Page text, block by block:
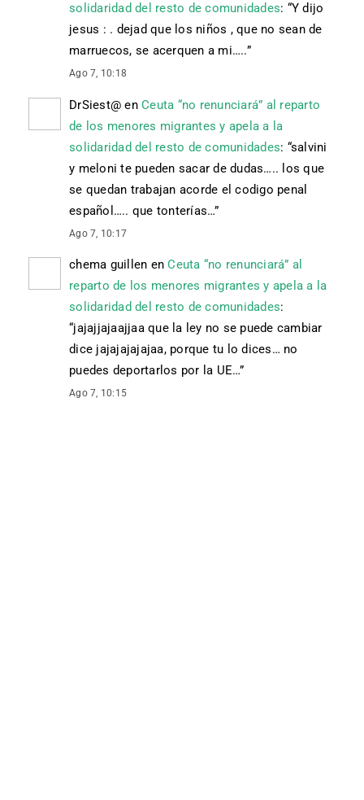
solidaridad del resto de comunidades: “Y dijo
jesus : . dejad que los niños , que no sean de
marruecos, se acerquen a mi…..”
Ago 7, 10:18
DrSiest@ en Ceuta “no renunciará” al reparto
de los menores migrantes y apela a la
solidaridad del resto de comunidades: “salvini
y meloni te pueden sacar de dudas….. los que
se quedan trabajan acorde el codigo penal
español….. que tonterías…”
Ago 7, 10:17
chema guillen enCeuta “no renunciará” al
reparto de los menores migrantes y apela a la
solidaridad del resto de comunidades:
“jajajjajaajjaa que la ley no se puede cambiar
dice jajajajajajaa, porque tu lo dices… no
puedes deportarlos por la UE…”
Ago 7, 10:15